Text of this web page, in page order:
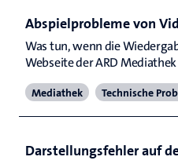
Abspielprobleme von
Was tun, wenn die
Webseite der ARD
Mediathek Technische
Darstellungsfehler auf